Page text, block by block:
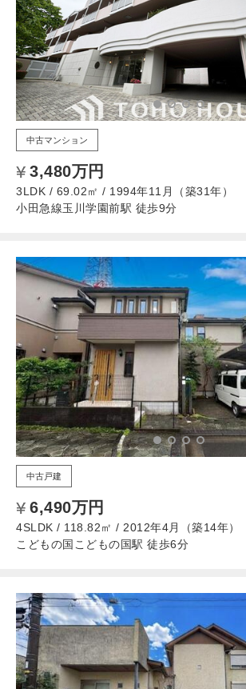
中古マンション
3,480万円
3LDK / 69.02㎡ / 1994年11月（築31年）
小田急線玉川学園前駅 徒歩9分
中古戸建
6,490万円
4SLDK / 118.82㎡ / 2012年4月（築14年）
こどもの国こどもの国駅 徒歩6分